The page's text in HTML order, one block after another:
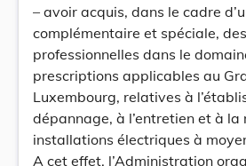
– avoir acquis, dans le cadre
complémentaire et spéciale,
professionnelles dans le
prescriptions applicables au
Luxembourg, relatives à
dépannage, à l’entretien et à
installations électriques à
A cet effet, l’Administration